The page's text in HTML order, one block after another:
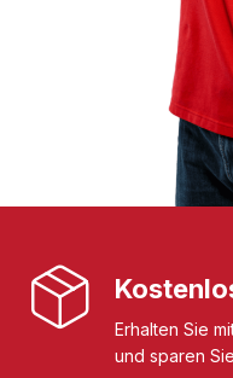
Erhalten Sie
und sparen